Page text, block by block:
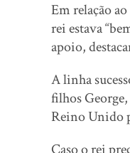
Em relação
rei estava
apoio,
A linha
filhos
Reino Unido